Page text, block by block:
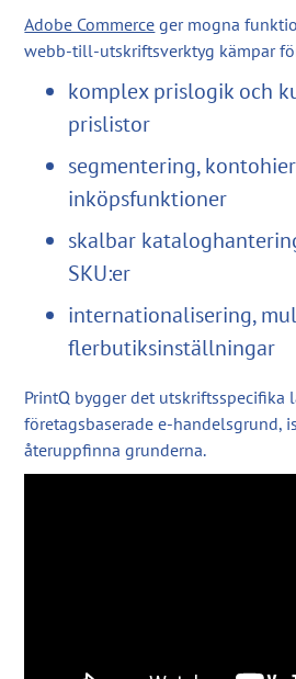
Adobe Commerce ger mogna
webb-till-utskriftsverktyg kämpar
komplex prislogik och
prislistor
segmentering,
inköpsfunktioner
skalbar
SKU:er
internationalisering,
flerbutiksinställningar
PrintQ bygger det utskriftsspecifika
företagsbaserade e-handelsgrund,
återuppfinna grunderna.